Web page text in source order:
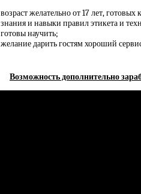
возраст желательно от 17 лет, готовых
знания и навыки правил этикета и
готовы научить;
желание дарить гостям хороший
Возможность дополнительно